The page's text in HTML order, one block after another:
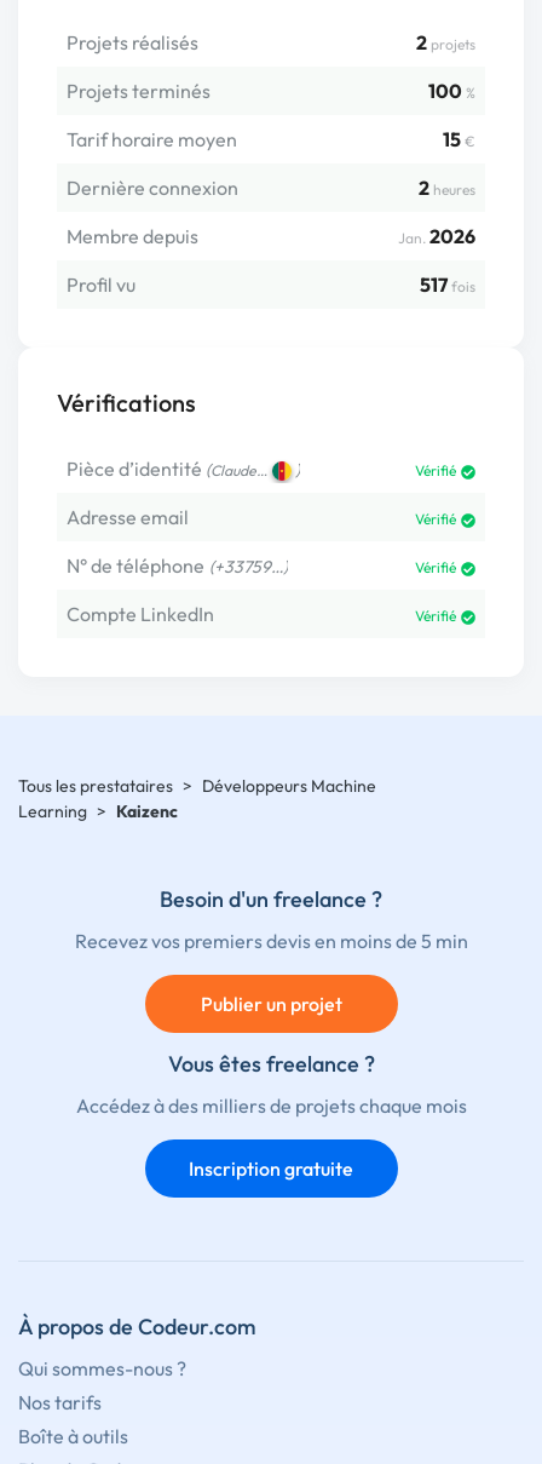
Projets réalisés 2 projets
Projets terminés 100 %
Tarif horaire moyen 15 €
Dernière connexion 2 heures
Membre depuis Jan. 2026
Profil vu
517 fois
Vérifications
Pièce d’identité (Claude… ) Vérifié
Adresse email Vérifié
N° de téléphone (+33759…) Vérifié
Compte LinkedIn Vérifié
Tous les prestataires > Développeurs Machine
Learning > Kaizenc
Besoin d'un freelance ?
Recevez vos premiers devis en moins de 5 min
Publier un projet
Vous êtes freelance ?
Accédez à des milliers de projets chaque mois
Inscription gratuite
À propos de Codeur.com
Qui sommes-nous ?
Nos tarifs
Boîte à outils